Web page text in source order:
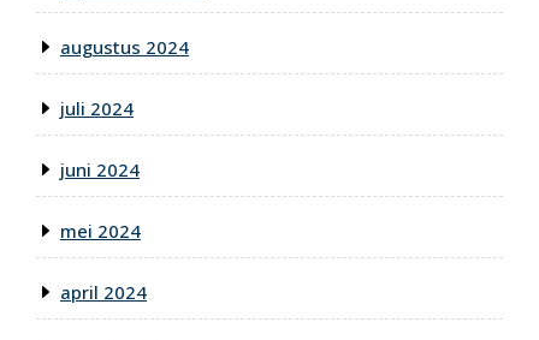
augustus 2024
juli 2024
juni 2024
mei 2024
april 2024